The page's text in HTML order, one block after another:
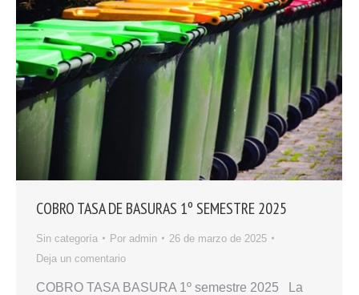
COBRO TASA DE BASURAS 1º SEMESTRE 2025
Sin categoría Por admin
26 de marzo de 2025
Deja un comentario
COBRO TASA BASURA 1º semestre 2025 La